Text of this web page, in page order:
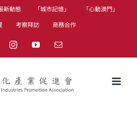
新動態 「城市記憶」
「心動澳門」
考察拜訪 商務合作
InstagramYouTubeEmail